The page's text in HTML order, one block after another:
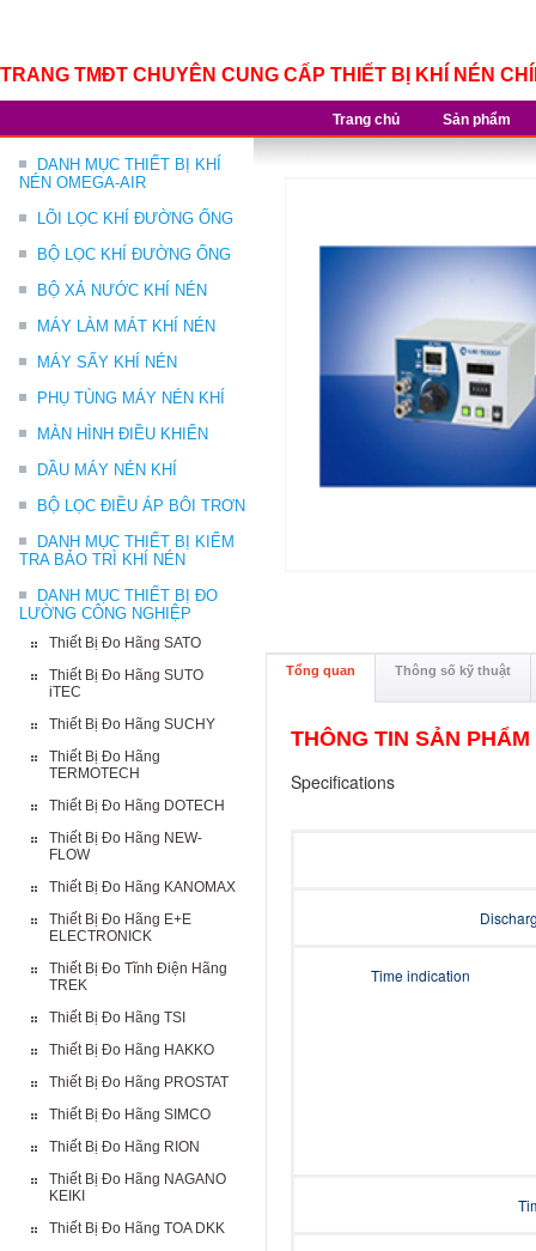
TRANG TMĐT CHUYÊN CUNG CẤP THIẾT BỊ KHÍ NÉN
Trang chủ Sản phẩm
DANH MỤC THIẾT BỊ KHÍ
NÉN OMEGA-AIR
LÕI LỌC KHÍ ĐƯỜNG ỐNG
BỘ LỌC KHÍ ĐƯỜNG ỐNG
BỘ XẢ NƯỚC KHÍ NÉN
MÁY LÀM MÁT KHÍ NÉN
MÁY SẤY KHÍ NÉN
PHỤ TÙNG MÁY NÉN KHÍ
MÀN HÌNH ĐIỀU KHIỂN
DẦU MÁY NÉN KHÍ
BỘ LỌC ĐIỀU ÁP BÔI TRƠN
DANH MỤC THIẾT BỊ KIỂM
TRA BẢO TRÌ KHÍ NÉN
DANH MỤC THIẾT BỊ ĐO
LƯỜNG CÔNG NGHIỆP
Thiết Bị Đo Hãng SATO
Thiết Bị Đo Hãng SUTO
iTEC
Thiết Bị Đo Hãng SUCHY
Thiết Bị Đo Hãng
TERMOTECH
Thiết Bị Đo Hãng DOTECH
Thiết Bị Đo Hãng NEW-
FLOW
Thiết Bị Đo Hãng KANOMAX
Thiết Bị Đo Hãng E+E
ELECTRONICK
Thiết Bị Đo Tĩnh Điện Hãng
TREK
Thiết Bị Đo Hãng TSI
Thiết Bị Đo Hãng HAKKO
Thiết Bị Đo Hãng PROSTAT
Thiết Bị Đo Hãng SIMCO
Thiết Bị Đo Hãng RION
Thiết Bị Đo Hãng NAGANO
KEIKI
Thiết Bị Đo Hãng TOA DKK
Tổng quan Thông số kỹ thuật
THÔNG TIN SẢN PHẨM
Specifications
Time indication